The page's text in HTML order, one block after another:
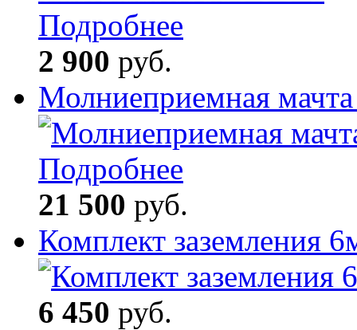
Подробнее
2 900 руб.
Молниеприемная
Подробнее
21 500 руб.
Комплект заземления
6 450 руб.